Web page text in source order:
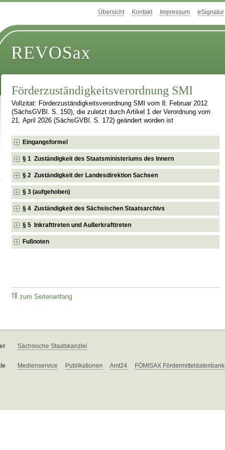
Übersicht Kontakt Impressum eSignatur
REVOSax
Förderzuständigkeitsverordnung SMI
Vollzitat: Förderzuständigkeitsverordnung SMI vom 8. Februar 2012
(SächsGVBl. S. 150), die zuletzt durch Artikel 1 der Verordnung vom
21. April 2026 (SächsGVBl. S. 172) geändert worden ist
Eingangsformel
§ 1 Zuständigkeit des Staatsministeriums des Innern
§ 2 Zuständigkeit der Landesdirektion Sachsen
§ 3 (aufgehoben)
§ 4 Zuständigkeit des Sächsischen Staatsarchivs
§ 5 Inkrafttreten und Außerkrafttreten
Fußnoten
zum Seitenanfang
Sächsische Staatskanzlei
Medienservice Publikationen Amt24 FÖMISAX Fördermitteldatenbank